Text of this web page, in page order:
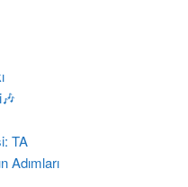
TA
Adımları